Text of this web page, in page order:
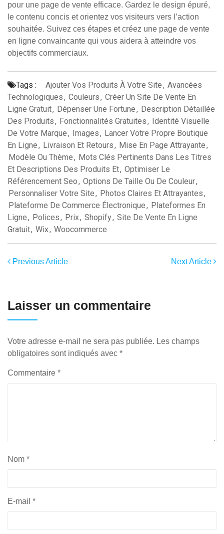
pour une page de vente efficace. Gardez le design épuré,
le contenu concis et orientez vos visiteurs vers l’action
souhaitée. Suivez ces étapes et créez une page de vente
en ligne convaincante qui vous aidera à atteindre vos
objectifs commerciaux.
Tags : Ajouter Vos Produits À Votre Site, Avancées
Technologiques, Couleurs, Créer Un Site De Vente En
Ligne Gratuit, Dépenser Une Fortune, Description Détaillée
Des Produits, Fonctionnalités Gratuites, Identité Visuelle
De Votre Marque, Images, Lancer Votre Propre Boutique
En Ligne, Livraison Et Retours, Mise En Page Attrayante,
Modèle Ou Thème, Mots Clés Pertinents Dans Les Titres
Et Descriptions Des Produits Et, Optimiser Le
Référencement Seo, Options De Taille Ou De Couleur,
Personnaliser Votre Site, Photos Claires Et Attrayantes,
Plateforme De Commerce Électronique, Plateformes En
Ligne, Polices, Prix, Shopify, Site De Vente En Ligne
Gratuit, Wix, Woocommerce
Previous Article Next Article
Laisser un commentaire
Votre adresse e-mail ne sera pas publiée. Les champs
obligatoires sont indiqués avec *
Commentaire *
Nom *
E-mail *